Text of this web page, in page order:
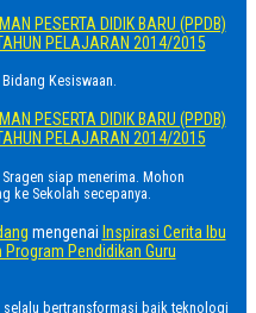
PESERTA DIDIK BARU (PPDB)
PELAJARAN 2014/2015
Kesiswaan.
PESERTA DIDIK BARU (PPDB)
PELAJARAN 2014/2015
siap menerima. Mohon
ke Sekolah secepanya.
mengenai Inspirasi Cerita Ibu
Pendidikan Guru
bertransformasi baik teknologi